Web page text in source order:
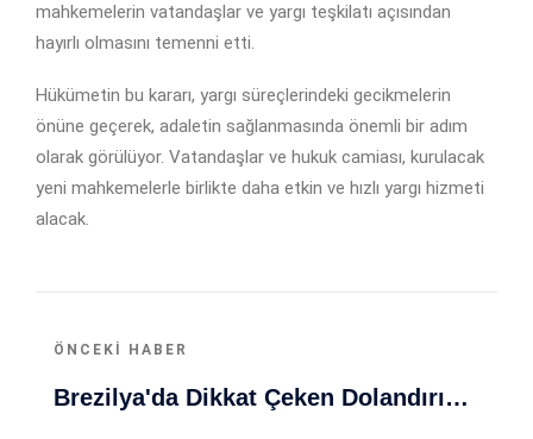
mahkemelerin vatandaşlar ve yargı teşkilatı açısından
hayırlı olmasını temenni etti.
Hükümetin bu kararı, yargı süreçlerindeki gecikmelerin
önüne geçerek, adaletin sağlanmasında önemli bir adım
olarak görülüyor. Vatandaşlar ve hukuk camiası, kurulacak
yeni mahkemelerle birlikte daha etkin ve hızlı yargı hizmeti
alacak.
ÖNCEKI HABER
Brezilya'da Dikkat Çeken Dolandırıcılık Olayı: 12 Yaşındaki Kız Gibi Davranan Kadın Yakalandı